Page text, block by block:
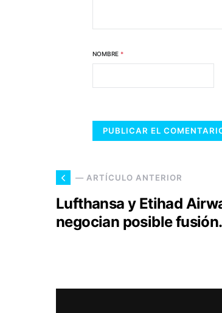
NOMBRE *
— ARTÍCULO ANTERIOR
Lufthansa y Etihad
negocian posible fusión.